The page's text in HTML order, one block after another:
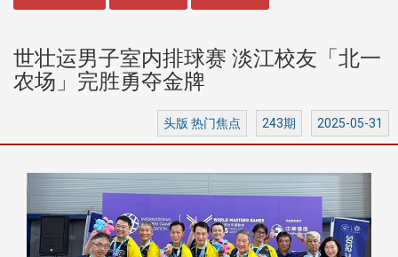
世壮运男子室内排球赛 淡江校友「北一
农场」完胜勇夺金牌
头版 热门焦点 243期 2025-05-31